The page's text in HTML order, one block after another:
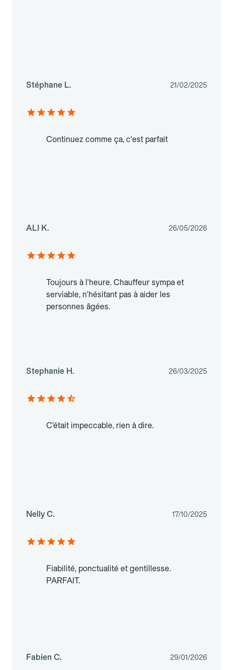
Stéphane L. 21/02/2025
Continuez comme ça, c'est parfait
ALI K. 26/05/2026
Toujours à l'heure. Chauffeur sympa et
serviable, n'hésitant pas à aider les
personnes âgées.
Stephanie H. 26/03/2025
C’était impeccable, rien à dire.
Nelly C. 17/10/2025
Fiabilité, ponctualité et gentillesse.
PARFAIT.
Fabien C. 29/01/2026